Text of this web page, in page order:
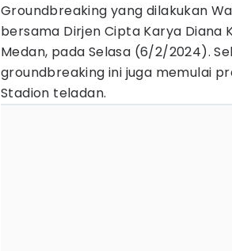
Groundbreaking yang dilakukan
bersama Dirjen Cipta Karya Diana
Medan, pada Selasa (6/2/2024).
groundbreaking ini juga memulai
Stadion teladan.